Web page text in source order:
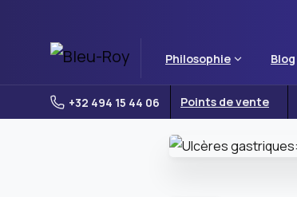
Philosophie Blog
+32 494 15 44 06 Points de vente